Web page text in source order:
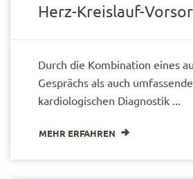
Herz-Kreislauf-
Durch die Kombination eines
Gesprächs als auch
kardiologischen Diagnostik ...
MEHR ERFAHREN